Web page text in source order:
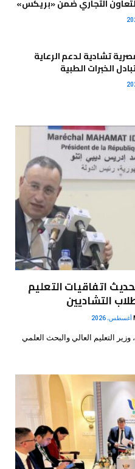
التجاري ضمن «بريكس»
تشادية لدعم الرعاية
الخبرات الطبية
اتفاقيات التعليم
التشاديين
التعليم العالي والبحث العلمي